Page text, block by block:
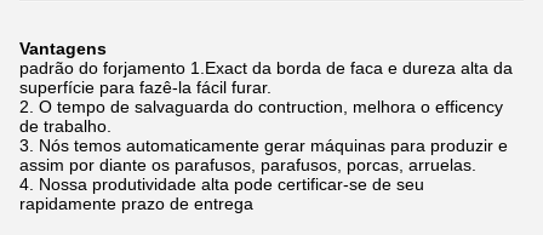
Vantagens
padrão do forjamento 1.Exact da borda de faca e dureza alta da
superfície para fazê-la fácil furar.
2. O tempo de salvaguarda do contruction, melhora o efficency
de trabalho.
3. Nós temos automaticamente gerar máquinas para produzir e
assim por diante os parafusos, parafusos, porcas, arruelas.
4. Nossa produtividade alta pode certificar-se de seu
rapidamente prazo de entrega